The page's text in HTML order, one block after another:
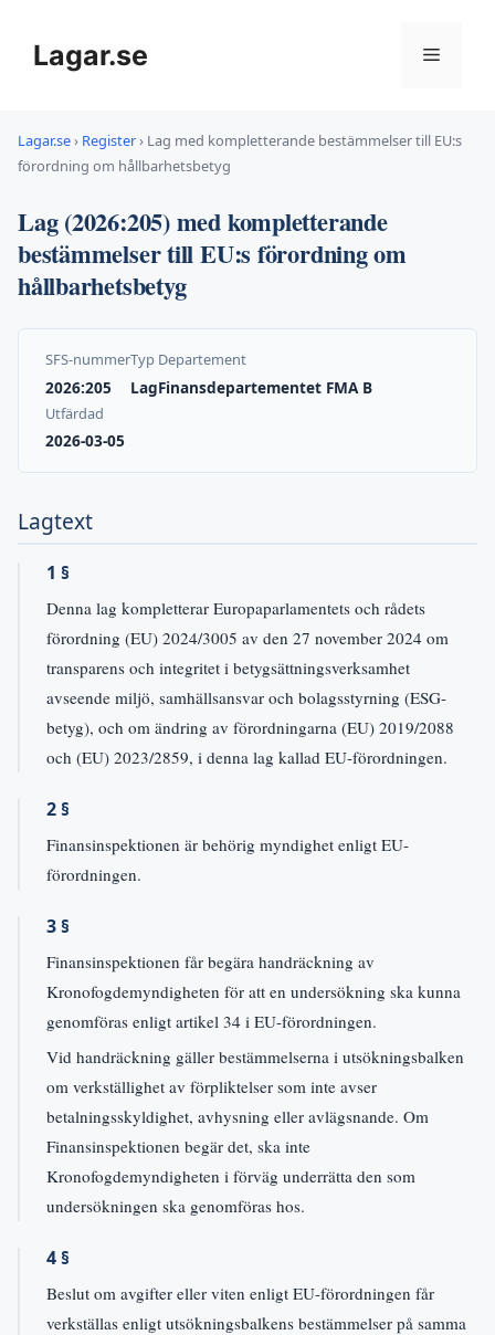
innehållLagar.se Meny
Lagar.se› Register› Lag med kompletterande bestämmelser till EU:s
förordning om hållbarhetsbetyg
Lag (2026:205) med kompletterande
bestämmelser till EU:s förordning om
hållbarhetsbetyg
SFS-nummer
2026:205
Typ
Lag
Departement
Finansdepartementet FMA B
Utfärdad
2026-03-05
Lagtext
1 §
Denna lag kompletterar Europaparlamentets och rådets
förordning (EU) 2024/3005 av den 27 november 2024 om
transparens och integritet i betygsättningsverksamhet
avseende miljö, samhällsansvar och bolagsstyrning (ESG-
betyg), och om ändring av förordningarna (EU) 2019/2088
och (EU) 2023/2859, i denna lag kallad EU-förordningen.
2 §
Finansinspektionen är behörig myndighet enligt EU-
förordningen.
3 §
Finansinspektionen får begära handräckning av
Kronofogdemyndigheten för att en undersökning ska kunna
genomföras enligt artikel 34 i EU-förordningen.
Vid handräckning gäller bestämmelserna i utsökningsbalken
om verkställighet av förpliktelser som inte avser
betalningsskyldighet, avhysning eller avlägsnande. Om
Finansinspektionen begär det, ska inte
Kronofogdemyndigheten i förväg underrätta den som
undersökningen ska genomföras hos.
4 §
Beslut om avgifter eller viten enligt EU-förordningen får
verkställas enligt utsökningsbalkens bestämmelser på samma